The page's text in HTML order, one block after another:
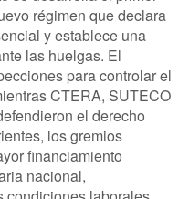
régimen que declara
y establece una
las huelgas. El
para controlar el
CTERA, SUTECO
el derecho
los gremios
financiamiento
nacional,